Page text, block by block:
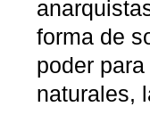
forma de
poder
naturales,